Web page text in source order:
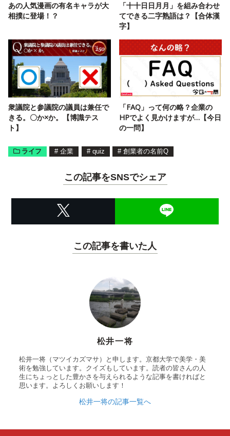
あの人気漫画の有名キャラが大
相撲に登場！？
「十十日日月月」を組み合わせ
てできる二字熟語は？【合体漢
字】
衆議院と参議院の議員は兼任で
きる。〇か×か。【博識テス
ト】
「FAQ」って何の略？企業の
HPでよく見かけますが…【今日
の一問】
ライフ # 企業 # quiz # 創業者の名前Q
この記事をSNSでシェア
この記事を書いた人
松井一将
松井一将（マツイカズマサ）と申します。京都大学で美学・美
術を勉強しています。クイズもしています。読者の皆さんの人
生にちょっとした豊かさを与えられるような記事を書ければと
思います。よろしくお願いします！
松井一将の記事一覧へ